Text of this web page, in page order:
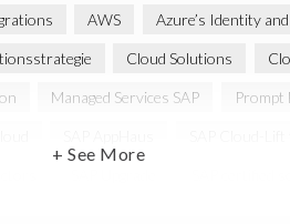
AWS Azure’s Identity
Cloud Solutions
Managed Services SAP Prompt
+ See More